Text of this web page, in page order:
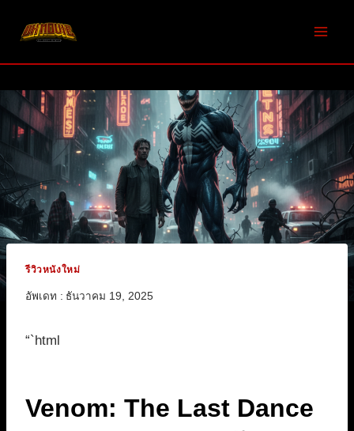
รีวิวหนังใหม่
อัพเดท : ธันวาคม 19, 2025
“`html
Venom: The Last Dance